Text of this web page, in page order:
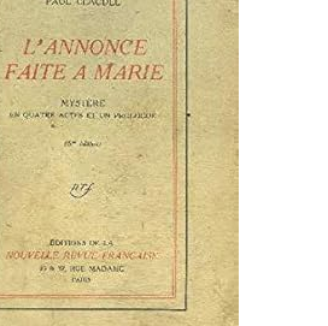
CLOSE